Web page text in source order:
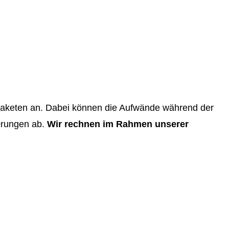
an. Dabei können die Aufwände während der
ab. Wir rechnen im Rahmen unserer